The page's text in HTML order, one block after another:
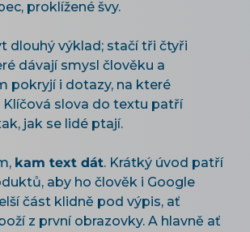
proklížené švy.
dlouhý výklad; stačí tři čtyři
dávají smysl člověku a
pokryjí i dotazy, na které
Klíčová slova do textu patří
jak se lidé ptají.
kam text dát. Krátký úvod patří
aby ho člověk i Google
část klidně pod výpis, ať
z první obrazovky. A hlavně ať